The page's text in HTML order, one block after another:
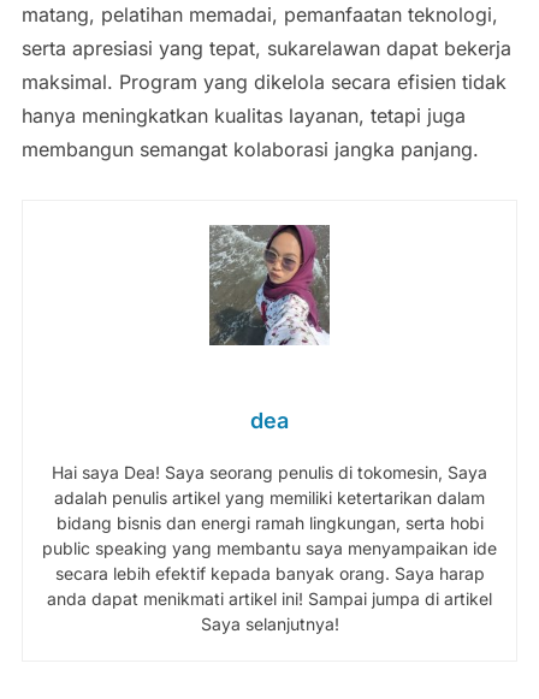
matang, pelatihan memadai, pemanfaatan teknologi,
serta apresiasi yang tepat, sukarelawan dapat bekerja
maksimal. Program yang dikelola secara efisien tidak
hanya meningkatkan kualitas layanan, tetapi juga
membangun semangat kolaborasi jangka panjang.
dea
Hai saya Dea! Saya seorang penulis di tokomesin, Saya
adalah penulis artikel yang memiliki ketertarikan dalam
bidang bisnis dan energi ramah lingkungan, serta hobi
public speaking yang membantu saya menyampaikan ide
secara lebih efektif kepada banyak orang. Saya harap
anda dapat menikmati artikel ini! Sampai jumpa di artikel
Saya selanjutnya!